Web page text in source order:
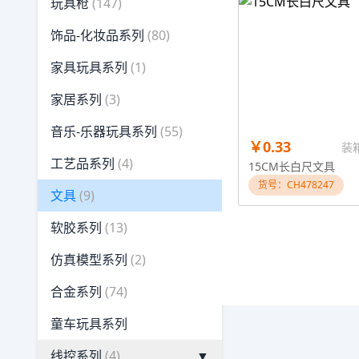
饰品-化妆品系列 (80)
家具玩具系列 (1)
家居系列 (3)
音乐-乐器玩具系列 (55)
工艺品系列 (4)
文具(9)
软胶系列 (13)
仿真模型系列 (2)
合金系列 (74)
童车玩具系列
￥0.33
装
15CM长白尺文具
货号：CH478247